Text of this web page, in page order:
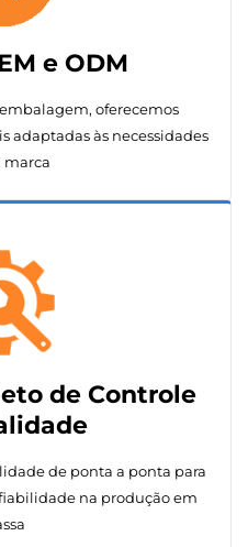
e ODM
oferecemos
adaptadas às necessidades
marca
de Controle
de ponta a ponta para
na produção em